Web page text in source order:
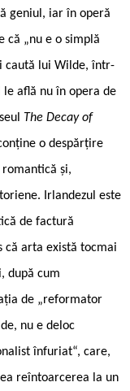
geniul, iar în operă
că „nu e o simplă
caută lui Wilde, într-
află nu în opera de
The Decay of
o despărțire
și,
Irlandezul este
de factură
că arta există tocmai
după cum
de „reformator
nu e deloc
înfuriat“, care,
reîntoarcerea la un